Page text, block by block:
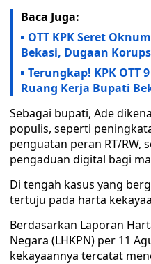
Baca Juga:
OTT KPK Seret
Bekasi, Dugaan
Terungkap! KPK OTT
Ruang Kerja Bupati
Sebagai bupati, Ade
populis, seperti
penguatan peran RT/RW,
pengaduan digital bagi
Di tengah kasus yang
tertuju pada harta
Berdasarkan Laporan
Negara (LHKPN) per 11
kekayaannya tercatat